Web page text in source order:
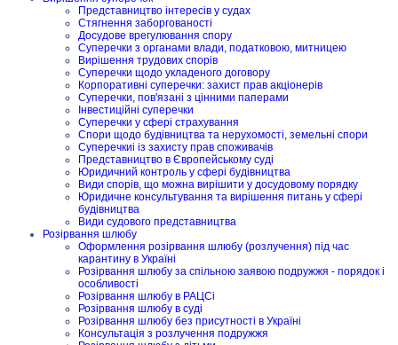
Представництво інтересів у судах
Стягнення заборгованості
Досудове врегулювання спору
Суперечки з органами влади, податковою, митницею
Вирішення трудових спорів
Суперечки щодо укладеного договору
Корпоративні суперечки: захист прав акціонерів
Суперечки, пов'язані з цінними паперами
Інвестиційні суперечки
Суперечки у сфері страхування
Спори щодо будівництва та нерухомості, земельні спори
Суперечкиі із захисту прав споживачів
Представництво в Європейському суді
Юридичний контроль у сфері будівництва
Види спорів, що можна вирішити у досудовому порядку
Юридичне консультування та вирішення питань у сфері
будівництва
Види судового представництва
Розірвання шлюбу
Оформлення розірвання шлюбу (розлучення) під час
карантину в Україні
Розірвання шлюбу за спільною заявою подружжя - порядок і
особливості
Розірвання шлюбу в РАЦСі
Розірвання шлюбу в суді
Розірвання шлюбу без присутності в Україні
Консультація з розлучення подружжя